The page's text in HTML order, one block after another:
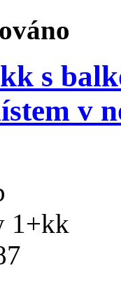
s
v
1+kk